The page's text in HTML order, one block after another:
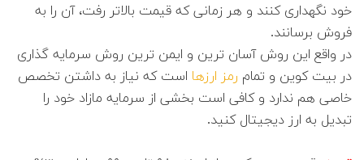
خود نگهداری کنند و هر زمانی که قیمت بالاتر رفت، آن را به
فروش برسانند.
در واقع این روش آسان ترین و ایمن ترین روش سرمایه گذاری
در بیت کوین و تمام رمز ارزها است که نیاز به داشتن تخصص
خاصی هم ندارد و کافی است بخشی از سرمایه مازاد خود را
تبدیل به ارز دیجیتال کنید.